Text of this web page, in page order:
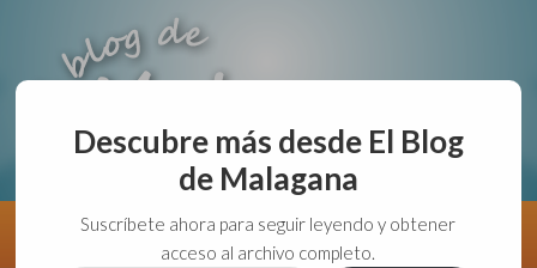
aunque lo haga de malas lo hago....
Información Directorio VivirGuadalajara
Descubre más desde El Blog
de Malagana
Suscríbete ahora para seguir leyendo y obtener
acceso al archivo completo.